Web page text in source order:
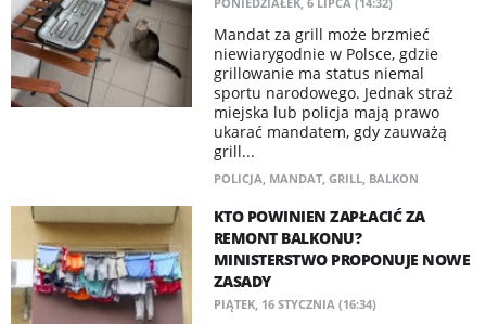
Mandat za grill może brzmieć
niewiarygodnie w Polsce, gdzie
grillowanie ma status niemal
sportu narodowego. Jednak straż
miejska lub policja mają prawo
ukarać mandatem, gdy zauważą
grill...
POLICJA, MANDAT, GRILL, BALKON
KTO POWINIEN ZAPŁACIĆ ZA
REMONT BALKONU?
MINISTERSTWO PROPONUJE NOWE
ZASADY
PIĄTEK, 16 STYCZNIA (16:34)